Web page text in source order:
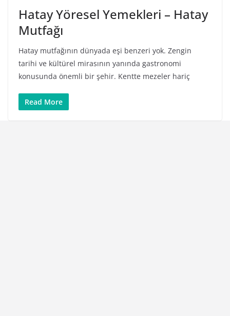
Hatay Yöresel Yemekleri – Hatay
Mutfağı
Hatay mutfağının dünyada eşi benzeri yok. Zengin
tarihi ve kültürel mirasının yanında gastronomi
konusunda önemli bir şehir. Kentte mezeler hariç
Read More